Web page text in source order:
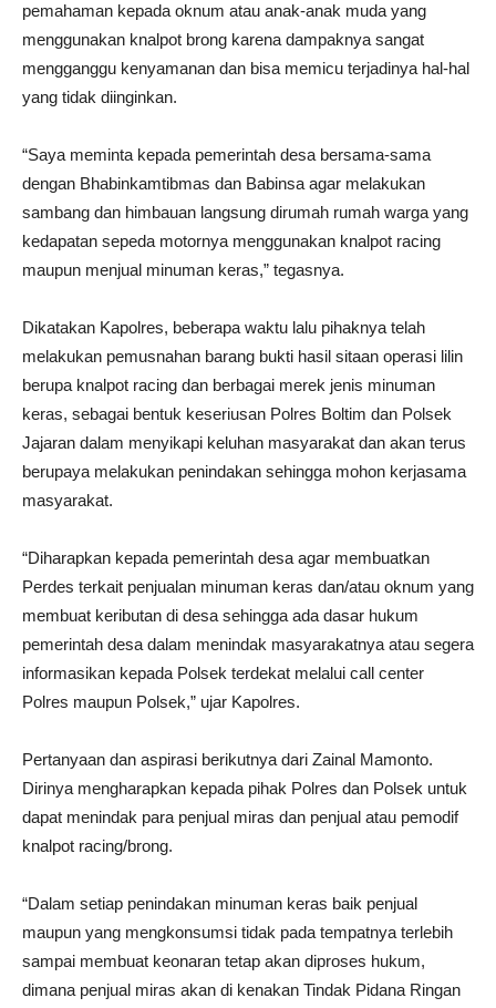
pemahaman kepada oknum atau anak-anak muda yang
menggunakan knalpot brong karena dampaknya sangat
mengganggu kenyamanan dan bisa memicu terjadinya hal-hal
yang tidak diinginkan.
“Saya meminta kepada pemerintah desa bersama-sama
dengan Bhabinkamtibmas dan Babinsa agar melakukan
sambang dan himbauan langsung dirumah rumah warga yang
kedapatan sepeda motornya menggunakan knalpot racing
maupun menjual minuman keras,” tegasnya.
Dikatakan Kapolres, beberapa waktu lalu pihaknya telah
melakukan pemusnahan barang bukti hasil sitaan operasi lilin
berupa knalpot racing dan berbagai merek jenis minuman
keras, sebagai bentuk keseriusan Polres Boltim dan Polsek
Jajaran dalam menyikapi keluhan masyarakat dan akan terus
berupaya melakukan penindakan sehingga mohon kerjasama
masyarakat.
“Diharapkan kepada pemerintah desa agar membuatkan
Perdes terkait penjualan minuman keras dan/atau oknum yang
membuat keributan di desa sehingga ada dasar hukum
pemerintah desa dalam menindak masyarakatnya atau segera
informasikan kepada Polsek terdekat melalui call center
Polres maupun Polsek,” ujar Kapolres.
Pertanyaan dan aspirasi berikutnya dari Zainal Mamonto.
Dirinya mengharapkan kepada pihak Polres dan Polsek untuk
dapat menindak para penjual miras dan penjual atau pemodif
knalpot racing/brong.
“Dalam setiap penindakan minuman keras baik penjual
maupun yang mengkonsumsi tidak pada tempatnya terlebih
sampai membuat keonaran tetap akan diproses hukum,
dimana penjual miras akan di kenakan Tindak Pidana Ringan